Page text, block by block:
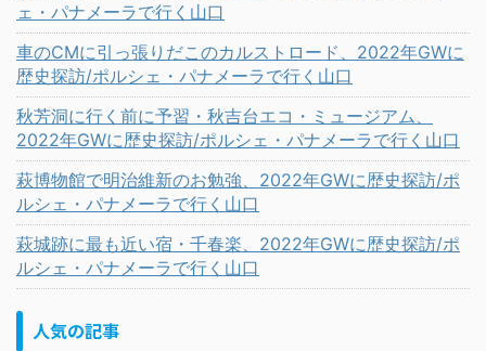
ェ・パナメーラで行く山口
車のCMに引っ張りだこのカルストロード、2022年GWに
歴史探訪/ポルシェ・パナメーラで行く山口
秋芳洞に行く前に予習・秋吉台エコ・ミュージアム、
2022年GWに歴史探訪/ポルシェ・パナメーラで行く山口
萩博物館で明治維新のお勉強、2022年GWに歴史探訪/ポ
ルシェ・パナメーラで行く山口
萩城跡に最も近い宿・千春楽、2022年GWに歴史探訪/ポ
ルシェ・パナメーラで行く山口
人気の記事